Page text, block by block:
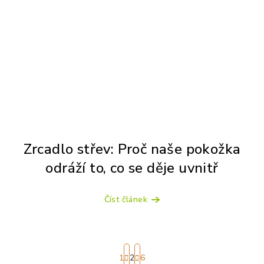
Zrcadlo střev: Proč naše pokožka
odráží to, co se děje uvnitř
Číst článek
S
t
1 2 6